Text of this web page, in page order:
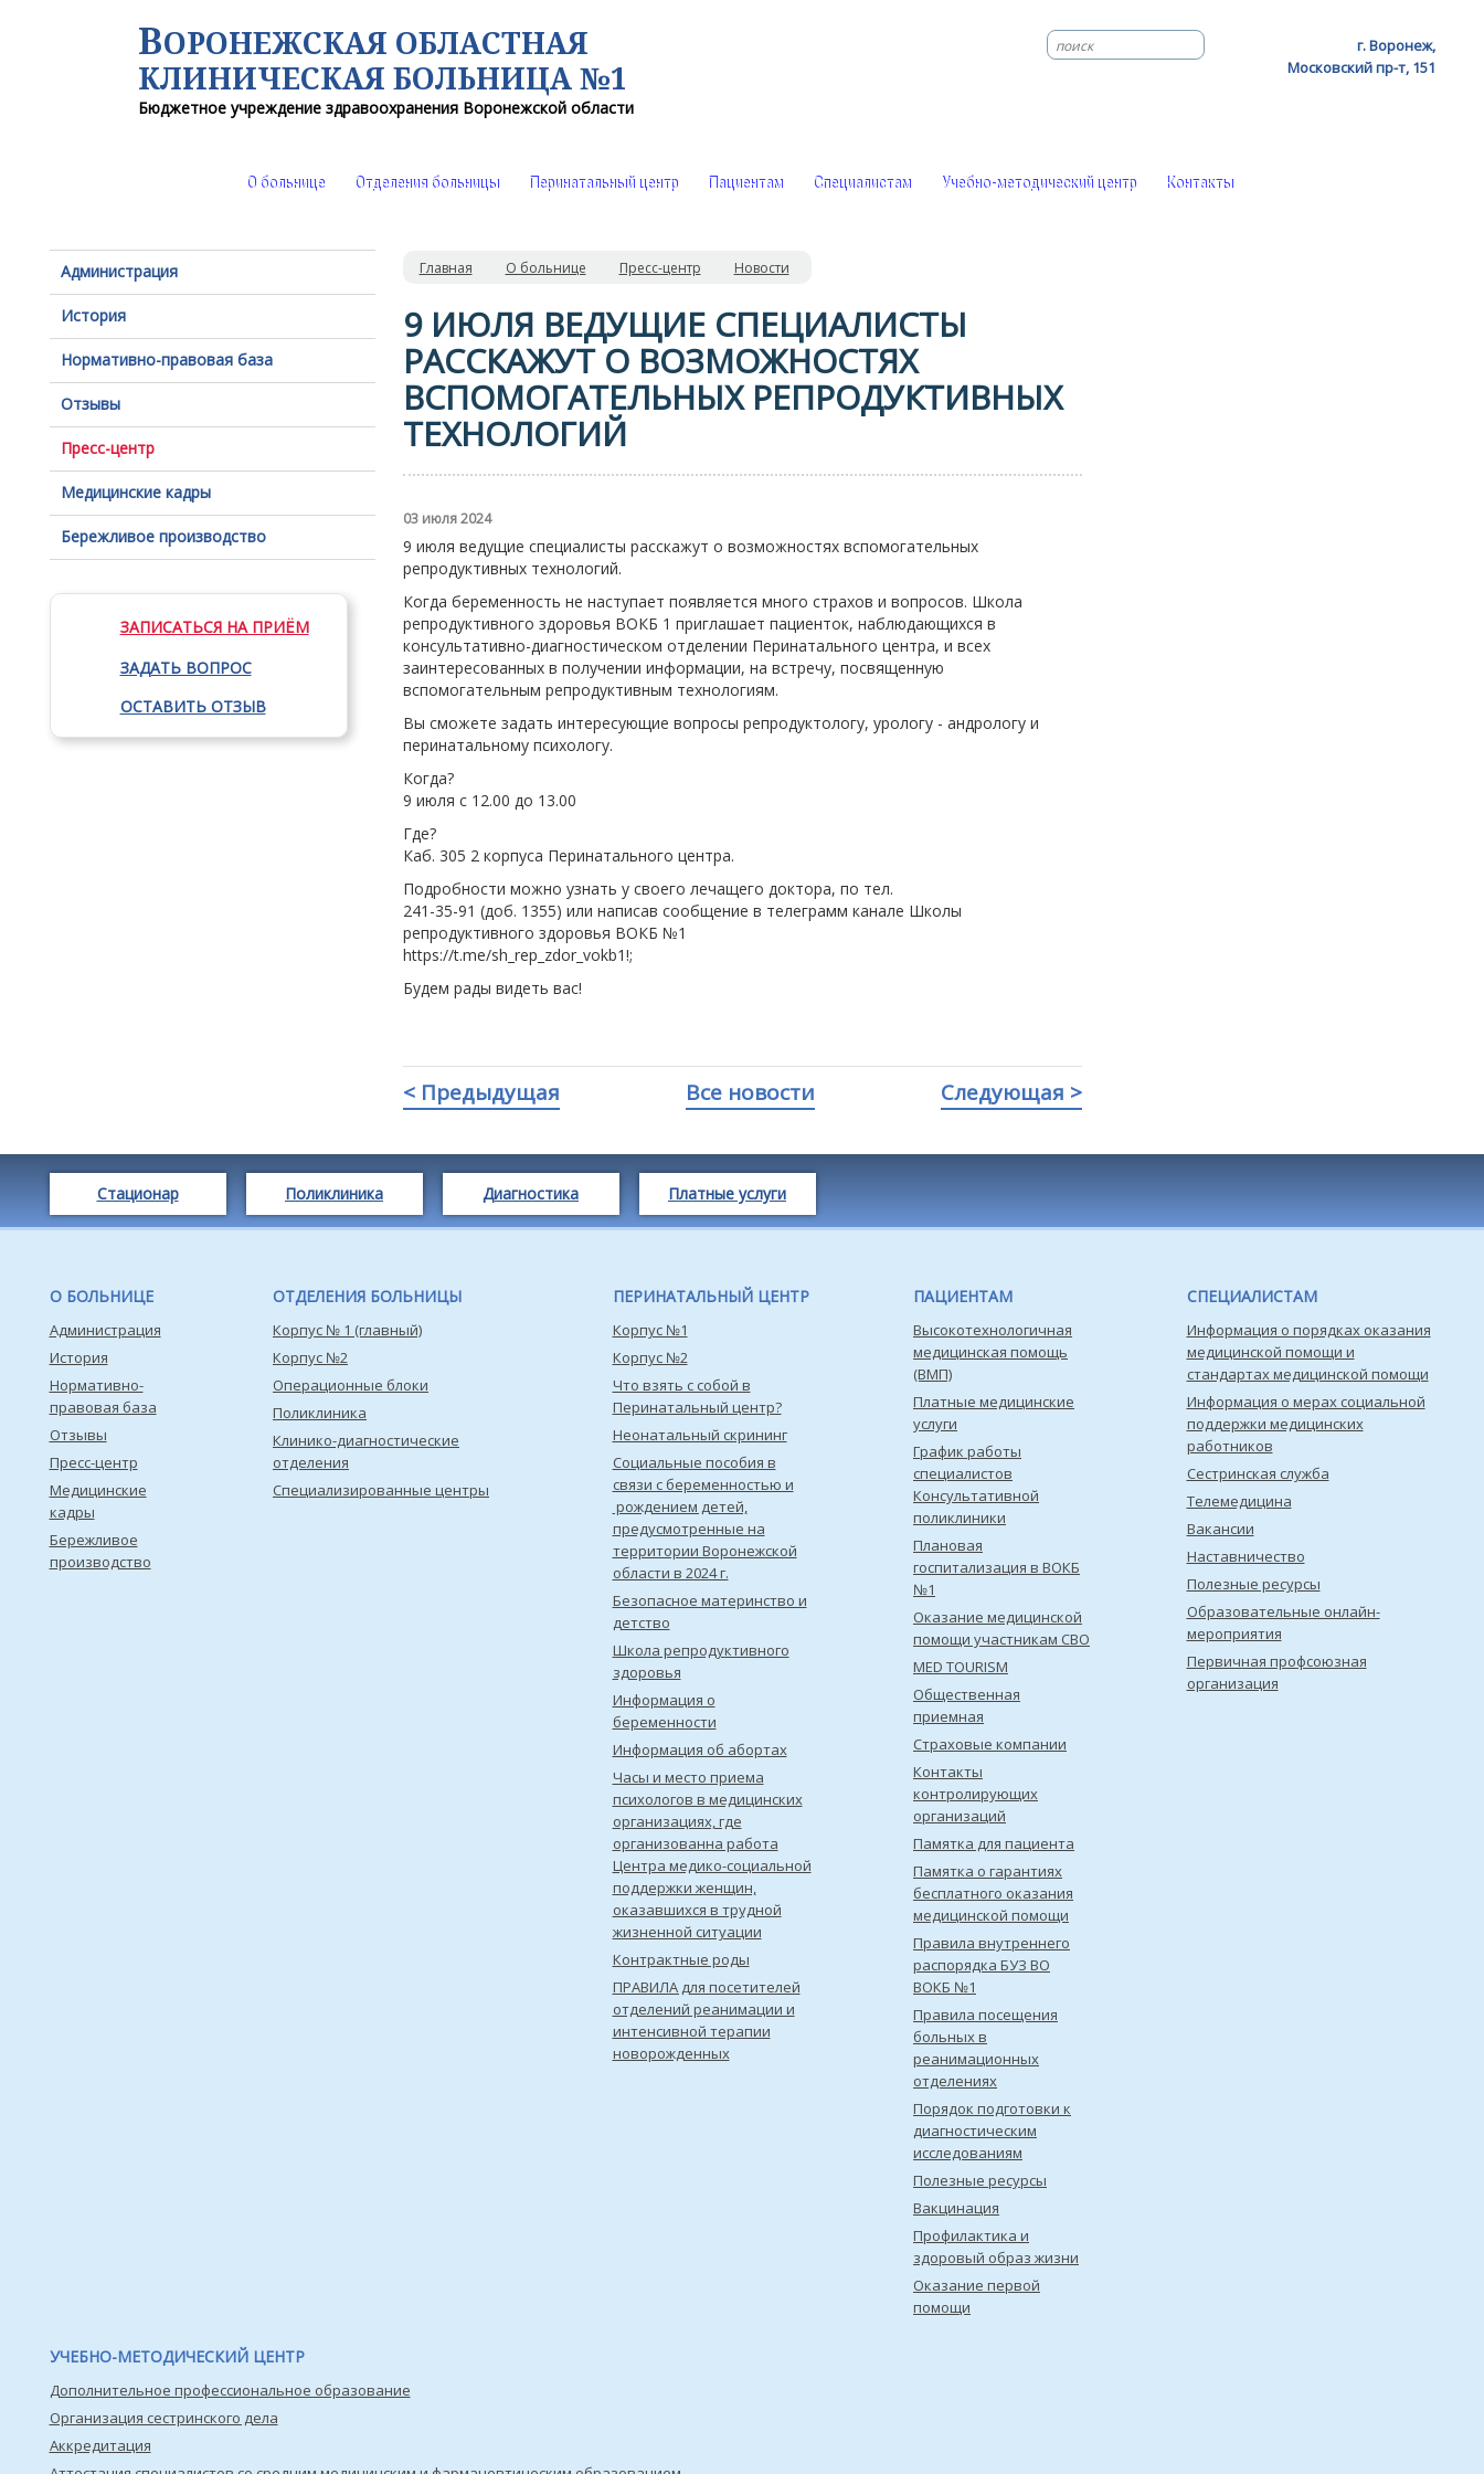
ВОРОНЕЖСКАЯ ОБЛАСТНАЯ
КЛИНИЧЕСКАЯ БОЛЬНИЦА №1
Бюджетное учреждение здравоохранения Воронежской области
г. Воронеж,
Московский пр-т, 151
О больнице Отделения больницы Перинатальный центр Пациентам Специалистам Учебно-методический центр Контакты
Администрация
История
Нормативно-правовая база
Отзывы
Пресс-центр
Медицинские кадры
Бережливое производство
ЗАПИСАТЬСЯ НА ПРИЁМ
ЗАДАТЬ ВОПРОС
ОСТАВИТЬ ОТЗЫВ
Главная О больнице Пресс-центр Новости
9 ИЮЛЯ ВЕДУЩИЕ СПЕЦИАЛИСТЫ
РАССКАЖУТ О ВОЗМОЖНОСТЯХ
ВСПОМОГАТЕЛЬНЫХ РЕПРОДУКТИВНЫХ
ТЕХНОЛОГИЙ
03 июля 2024
9 июля ведущие специалисты расскажут о возможностях вспомогательных
репродуктивных технологий.
Когда беременность не наступает появляется много страхов и вопросов. Школа
репродуктивного здоровья ВОКБ 1 приглашает пациенток, наблюдающихся в
консультативно-диагностическом отделении Перинатального центра, и всех
заинтересованных в получении информации, на встречу, посвященную
вспомогательным репродуктивным технологиям.
Вы сможете задать интересующие вопросы репродуктологу, урологу - андрологу и
перинатальному психологу.
Когда?
9 июля с 12.00 до 13.00
Где?
Каб. 305 2 корпуса Перинатального центра.
Подробности можно узнать у своего лечащего доктора, по тел.
241-35-91 (доб. 1355) или написав сообщение в телеграмм канале Школы
репродуктивного здоровья ВОКБ №1
https://t.me/sh_rep_zdor_vokb1!;
Будем рады видеть вас!
< Предыдущая Все новости Следующая >
Стационар Поликлиника Диагностика Платные услуги
О БОЛЬНИЦЕ
Администрация
История
Нормативно-
правовая база
Отзывы
Пресс-центр
Медицинские
кадры
Бережливое
производство
ОТДЕЛЕНИЯ БОЛЬНИЦЫ
Корпус № 1 (главный)
Корпус №2
Операционные блоки
Поликлиника
Клинико-диагностические
отделения
Специализированные центры
ПЕРИНАТАЛЬНЫЙ ЦЕНТР
Корпус №1
Корпус №2
Что взять с собой в
Перинатальный центр?
Неонатальный скрининг
Социальные пособия в
связи с беременностью и
рождением детей,
предусмотренные на
территории Воронежской
области в 2024 г.
Безопасное материнство и
детство
Школа репродуктивного
здоровья
Информация о
беременности
Информация об абортах
Часы и место приема
психологов в медицинских
организациях, где
организованна работа
Центра медико-социальной
поддержки женщин,
оказавшихся в трудной
жизненной ситуации
Контрактные роды
ПРАВИЛА для посетителей
отделений реанимации и
интенсивной терапии
новорожденных
ПАЦИЕНТАМ
Высокотехнологичная
медицинская помощь
(ВМП)
Платные медицинские
услуги
График работы
специалистов
Консультативной
поликлиники
Плановая
госпитализация в ВОКБ
№1
Оказание медицинской
помощи участникам СВО
MED TOURISM
Общественная
приемная
Страховые компании
Контакты
контролирующих
организаций
Памятка для пациента
Памятка о гарантиях
бесплатного оказания
медицинской помощи
Правила внутреннего
распорядка БУЗ ВО
ВОКБ №1
Правила посещения
больных в
реанимационных
отделениях
Порядок подготовки к
диагностическим
исследованиям
Полезные ресурсы
Вакцинация
Профилактика и
здоровый образ жизни
Оказание первой
помощи
СПЕЦИАЛИСТАМ
Информация о порядках оказания
медицинской помощи и
стандартах медицинской помощи
Информация о мерах социальной
поддержки медицинских
работников
Сестринская служба
Телемедицина
Вакансии
Наставничество
Полезные ресурсы
Образовательные онлайн-
мероприятия
Первичная профсоюзная
организация
УЧЕБНО-МЕТОДИЧЕСКИЙ ЦЕНТР
Дополнительное профессиональное образование
Организация сестринского дела
Аккредитация